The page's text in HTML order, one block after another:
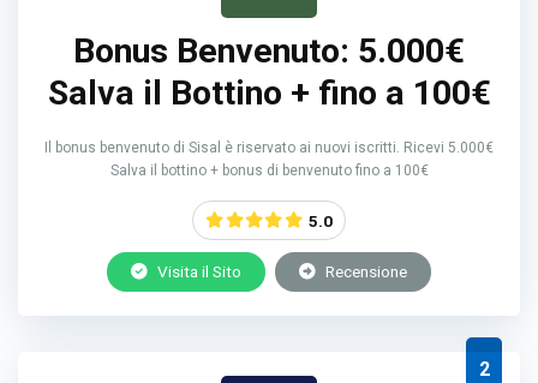
Bonus Benvenuto: 5.000€
Salva il Bottino + fino a 100€
Il bonus benvenuto di Sisal è riservato ai nuovi iscritti. Ricevi 5.000€
Salva il bottino + bonus di benvenuto fino a 100€
5.0
Visita il Sito Recensione
2